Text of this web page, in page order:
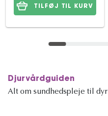
TILFØJ TIL KURV
Djurvårdguiden
Alt om sundhedspleje til dyr